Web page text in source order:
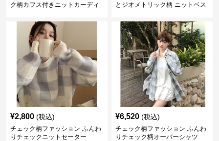
ク柄カフス付きニットカーディ
とジオメトリック柄 ニットベス
¥2,800 (税込)
チェック柄ファッション ふんわ
りチェックニットセーター
¥6,520 (税込)
チェック柄ファッション ふんわ
りチェック柄オーバーシャツ